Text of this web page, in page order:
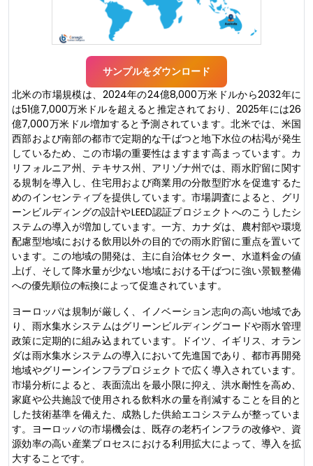
サンプルをダウンロード
北米の市場規模は、2024年の24億8,000万米ドルから2032年に
は51億7,000万米ドルを超えると推定されており、2025年には26
億7,000万米ドル増加すると予測されています。北米では、米国
西部および南部の都市で定期的な干ばつと地下水位の枯渇が発生
しているため、この市場の重要性はますます高まっています。カ
リフォルニア州、テキサス州、アリゾナ州では、雨水貯留に関す
る規制を導入し、住宅用および商業用の分散型貯水を促進するた
めのインセンティブを提供しています。市場調査によると、グリ
ーンビルディングの設計やLEED認証プロジェクトへのこうしたシ
ステムの導入が増加しています。一方、カナダは、農村部や環境
配慮型地域における飲用以外の目的での雨水貯留に重点を置いて
います。この地域の開発は、主に自治体セクター、水道料金の値
上げ、そして降水量が少ない地域における干ばつに強い景観整備
への優先順位の転換によって促進されています。
ヨーロッパは規制が厳しく、イノベーション志向の高い地域であ
り、雨水集水システムはグリーンビルディングコードや雨水管理
政策に定期的に組み込まれています。ドイツ、イギリス、オラン
ダは雨水集水システムの導入において先進国であり、都市再開発
地域やグリーンインフラプロジェクトで広く導入されています。
市場分析によると、表面流出を最小限に抑え、洪水耐性を高め、
家庭や公共施設で使用される飲料水の量を削減することを目的と
した技術基準を備えた、成熟した供給エコシステムが整っていま
す。ヨーロッパの市場機会は、既存の老朽インフラの改修や、資
源効率の高い産業プロセスにおける利用拡大によって、導入を拡
大することです。